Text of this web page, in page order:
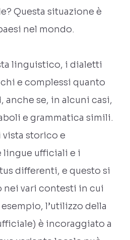
Questa situazione è
nel mondo.
linguistico, i dialetti
e complessi quanto
anche se, in alcuni casi,
e grammatica simili.
vista storico e
lingue ufficiali e i
differenti, e questo si
nei vari contesti in cui
l’utilizzo della
è incoraggiato a